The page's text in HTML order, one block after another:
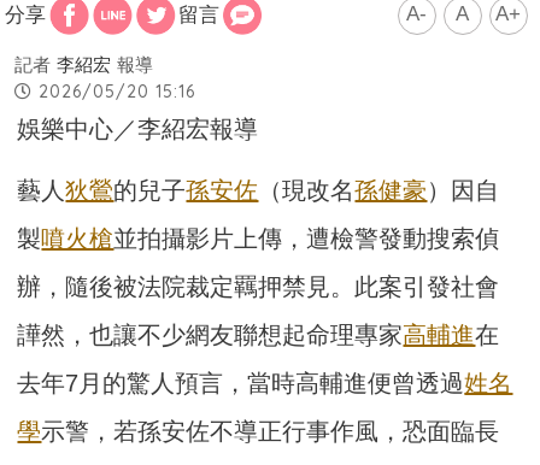
分享 留言 A- A A+
記者 李紹宏 報導
2026/05/20 15:16
娛樂中心／李紹宏報導
藝人狄鶯的兒子孫安佐 （現改名孫健豪）因自
製噴火槍並拍攝影片上傳，遭檢警發動搜索偵
辦，隨後被法院裁定羈押禁見。此案引發社會
譁然，也讓不少網友聯想起命理專家高輔進在
去年7月的驚人預言，當時高輔進便曾透過姓名
學示警，若孫安佐不導正行事作風，恐面臨長